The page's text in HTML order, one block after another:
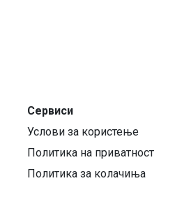
Сервиси
Услови за користење
Политика на приватност
Политика за колачиња